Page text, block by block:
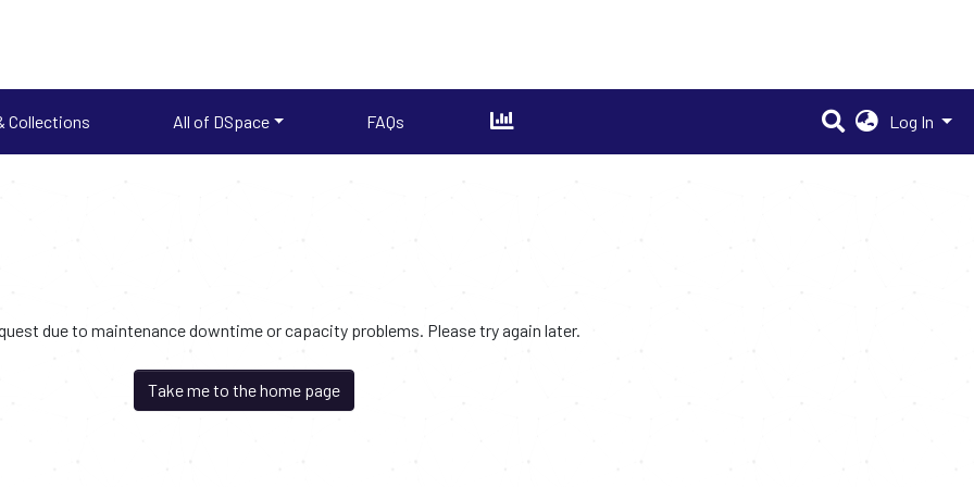
Collections All of DSpace FAQs Log In
due to maintenance downtime or capacity problems. Please try again later.
Take me to the home page